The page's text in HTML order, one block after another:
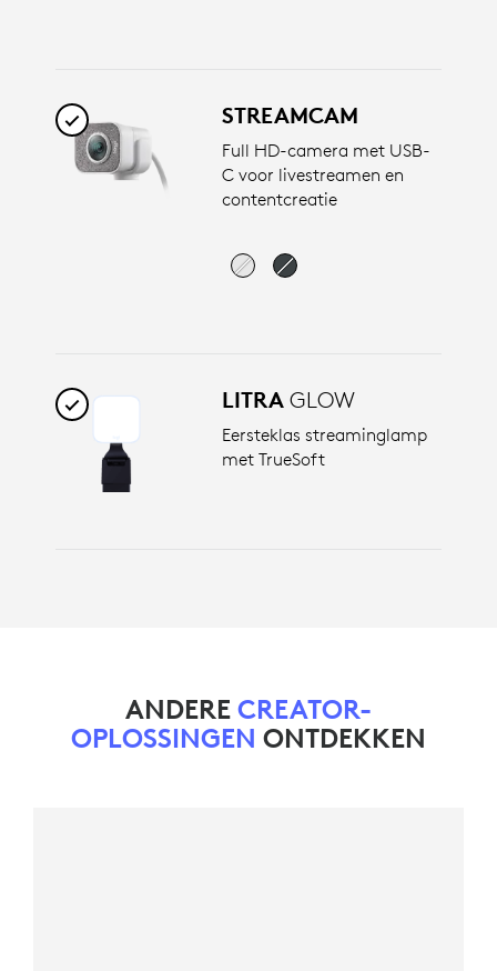
STREAMCAM
Full HD-camera met USB-
C voor livestreamen en
contentcreatie
LITRA GLOW
Eersteklas streaminglamp
met TrueSoft
ANDERE CREATOR-
OPLOSSINGEN ONTDEKKEN